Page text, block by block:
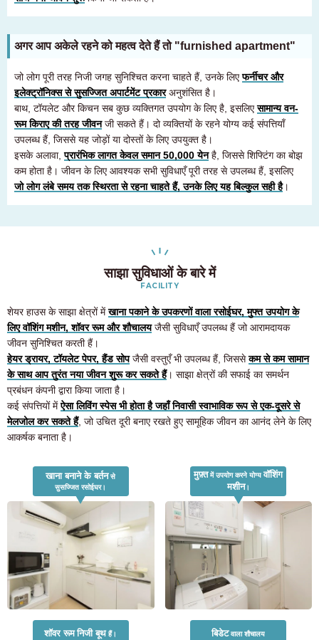
अगर आप अकेले रहने को महत्व देते हैं तो "furnished apartment"
जो लोग पूरी तरह निजी जगह सुनिश्चित करना चाहते हैं, उनके लिएफर्नीचर और
इलेक्ट्रॉनिक्स से सुसज्जित अपार्टमेंट प्रकारअनुशंसित है।
बाथ, टॉयलेट और किचन सब कुछ व्यक्तिगत उपयोग के लिए है, इसलिएसामान्य वन-
रूम किराए की तरह जीवनजी सकते हैं। दो व्यक्तियों के रहने योग्य कई संपत्तियाँ
उपलब्ध हैं, जिससे यह जोड़ों या दोस्तों के लिए उपयुक्त है।
इसके अलावा,प्रारंभिक लागत केवल समान 50,000 येनहै, जिससे शिफ्टिंग का बोझ
कम होता है। जीवन के लिए आवश्यक सभी सुविधाएँ पूरी तरह से उपलब्ध हैं, इसलिए
जो लोग लंबे समय तक स्थिरता से रहना चाहते हैं, उनके लिए यह बिल्कुल सही है।
साझा सुविधाओं के बारे में
FACILITY
शेयर हाउस के साझा क्षेत्रों मेंखाना पकाने के उपकरणों वाला रसोईघर, मुफ्त उपयोग के
लिए वॉशिंग मशीन, शॉवर रूम और शौचालयजैसी सुविधाएँ उपलब्ध हैं जो आरामदायक
जीवन सुनिश्चित करती हैं।
हेयर ड्रायर, टॉयलेट पेपर, हैंड सोपजैसी वस्तुएँ भी उपलब्ध हैं, जिससेकम से कम सामान
के साथ आप तुरंत नया जीवन शुरू कर सकते हैं। साझा क्षेत्रों की सफाई का समर्थन
प्रबंधन कंपनी द्वारा किया जाता है।
कई संपत्तियों मेंऐसा लिविंग स्पेस भी होता है जहाँ निवासी स्वाभाविक रूप से एक-दूसरे से
मेलजोल कर सकते हैं, जो उचित दूरी बनाए रखते हुए सामूहिक जीवन का आनंद लेने के लिए
आकर्षक बनाता है।
खाना बनाने के बर्तनसे
सुसज्जित रसोईघर।
मुफ़्तमें उपयोग करने योग्यवॉशिंग
मशीन।
शॉवर रूम निजी बूथहैं। बिडेटवाला शौचालय
कमरे की तलाश कर रहे ग्राहकों के लिए
03-6712-4346